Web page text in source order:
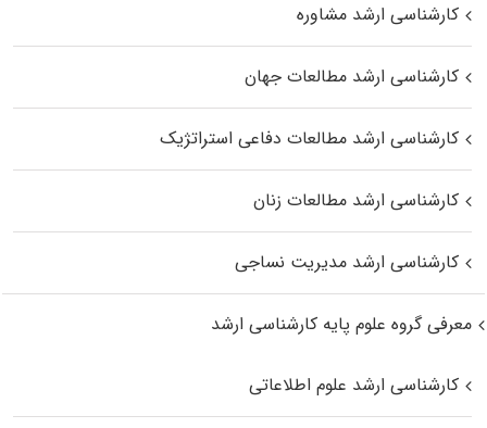
کارشناسی ارشد مشاوره
کارشناسی ارشد مطالعات جهان
کارشناسی ارشد مطالعات دفاعی استراتژیک
کارشناسی ارشد مطالعات زنان
کارشناسی ارشد مدیریت نساجی
معرفی گروه علوم پایه کارشناسی ارشد
کارشناسی ارشد علوم اطلاعاتی